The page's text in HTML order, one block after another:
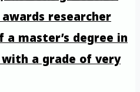
researcher
a master’s degree in
a grade of very